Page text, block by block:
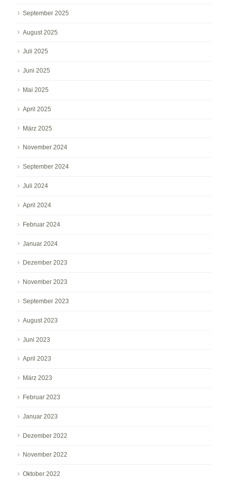
September 2025
August 2025
Juli 2025
Juni 2025
Mai 2025
April 2025
März 2025
November 2024
September 2024
Juli 2024
April 2024
Februar 2024
Januar 2024
Dezember 2023
November 2023
September 2023
August 2023
Juni 2023
April 2023
März 2023
Februar 2023
Januar 2023
Dezember 2022
November 2022
Oktober 2022